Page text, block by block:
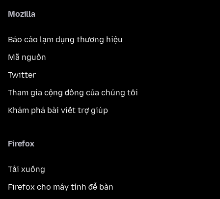
Mozilla
Báo cáo lạm dụng thương hiệu
Mã nguồn
Twitter
Tham gia cộng đồng của chúng tôi
Khám phá bài viết trợ giúp
Firefox
Tải xuống
Firefox cho máy tính để bàn